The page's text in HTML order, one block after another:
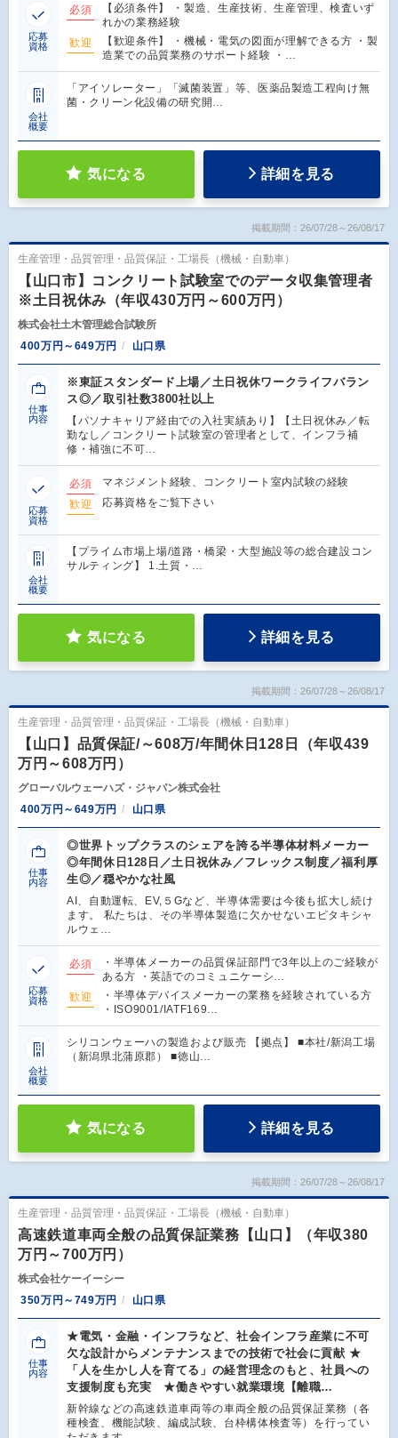
応募
資格
必須
【必須条件】 ・製造、生産技術、生産管理、検査いず
れかの業務経験
歓迎
【歓迎条件】 ・機械・電気の図面が理解できる方 ・製
造業での品質業務のサポート経験 ・…
会社
概要
「アイソレーター」「滅菌装置」等、医薬品製造工程向け無
菌・クリーン化設備の研究開…
気になる 詳細を見る
掲載期間：26/07/28～26/08/17
生産管理・品質管理・品質保証・工場長（機械・自動車）
【山口市】コンクリート試験室でのデータ収集管理者
※土日祝休み（年収430万円～600万円）
株式会社土木管理総合試験所
400万円～649万円
山口県
仕事
内容
※東証スタンダード上場／土日祝休ワークライフバラン
ス◎／取引社数3800社以上
【パソナキャリア経由での入社実績あり】【土日祝休み／転
勤なし／コンクリート試験室の管理者として、インフラ補
修・補強に不可…
応募
資格
必須
マネジメント経験、コンクリート室内試験の経験
歓迎
応募資格をご覧下さい
会社
概要
【プライム市場上場/道路・橋梁・大型施設等の総合建設コン
サルティング】 1.土質・…
気になる 詳細を見る
掲載期間：26/07/28～26/08/17
生産管理・品質管理・品質保証・工場長（機械・自動車）
【山口】品質保証/～608万/年間休日128日（年収439
万円～608万円）
グローバルウェーハズ・ジャパン株式会社
400万円～649万円
山口県
仕事
内容
◎世界トップクラスのシェアを誇る半導体材料メーカー
◎年間休日128日／土日祝休み／フレックス制度／福利厚
生◎／穏やかな社風
AI、自動運転、EV,５Gなど、半導体需要は今後も拡大し続け
ます。 私たちは、その半導体製造に欠かせないエピタキシャ
ルウェ…
応募
資格
必須
・半導体メーカーの品質保証部門で3年以上のご経験が
ある方 ・英語でのコミュニケーシ…
歓迎
・半導体デバイスメーカーの業務を経験されている方
・ISO9001/IATF169…
会社
概要
シリコンウェーハの製造および販売 【拠点】 ■本社/新潟工場
（新潟県北蒲原郡） ■徳山…
気になる 詳細を見る
掲載期間：26/07/28～26/08/17
生産管理・品質管理・品質保証・工場長（機械・自動車）
高速鉄道車両全般の品質保証業務【山口】（年収380
万円～700万円）
株式会社ケーイーシー
350万円～749万円
山口県
仕事
内容
★電気・金融・インフラなど、社会インフラ産業に不可
欠な設計からメンテナンスまでの技術で社会に貢献 ★
「人を生かし人を育てる」の経営理念のもと、社員への
支援制度も充実 ★働きやすい就業環境【離職…
新幹線などの高速鉄道車両等の車両全般の品質保証業務（各
種検査、機能試験、編成試験、台枠構体検査等）を行ってい